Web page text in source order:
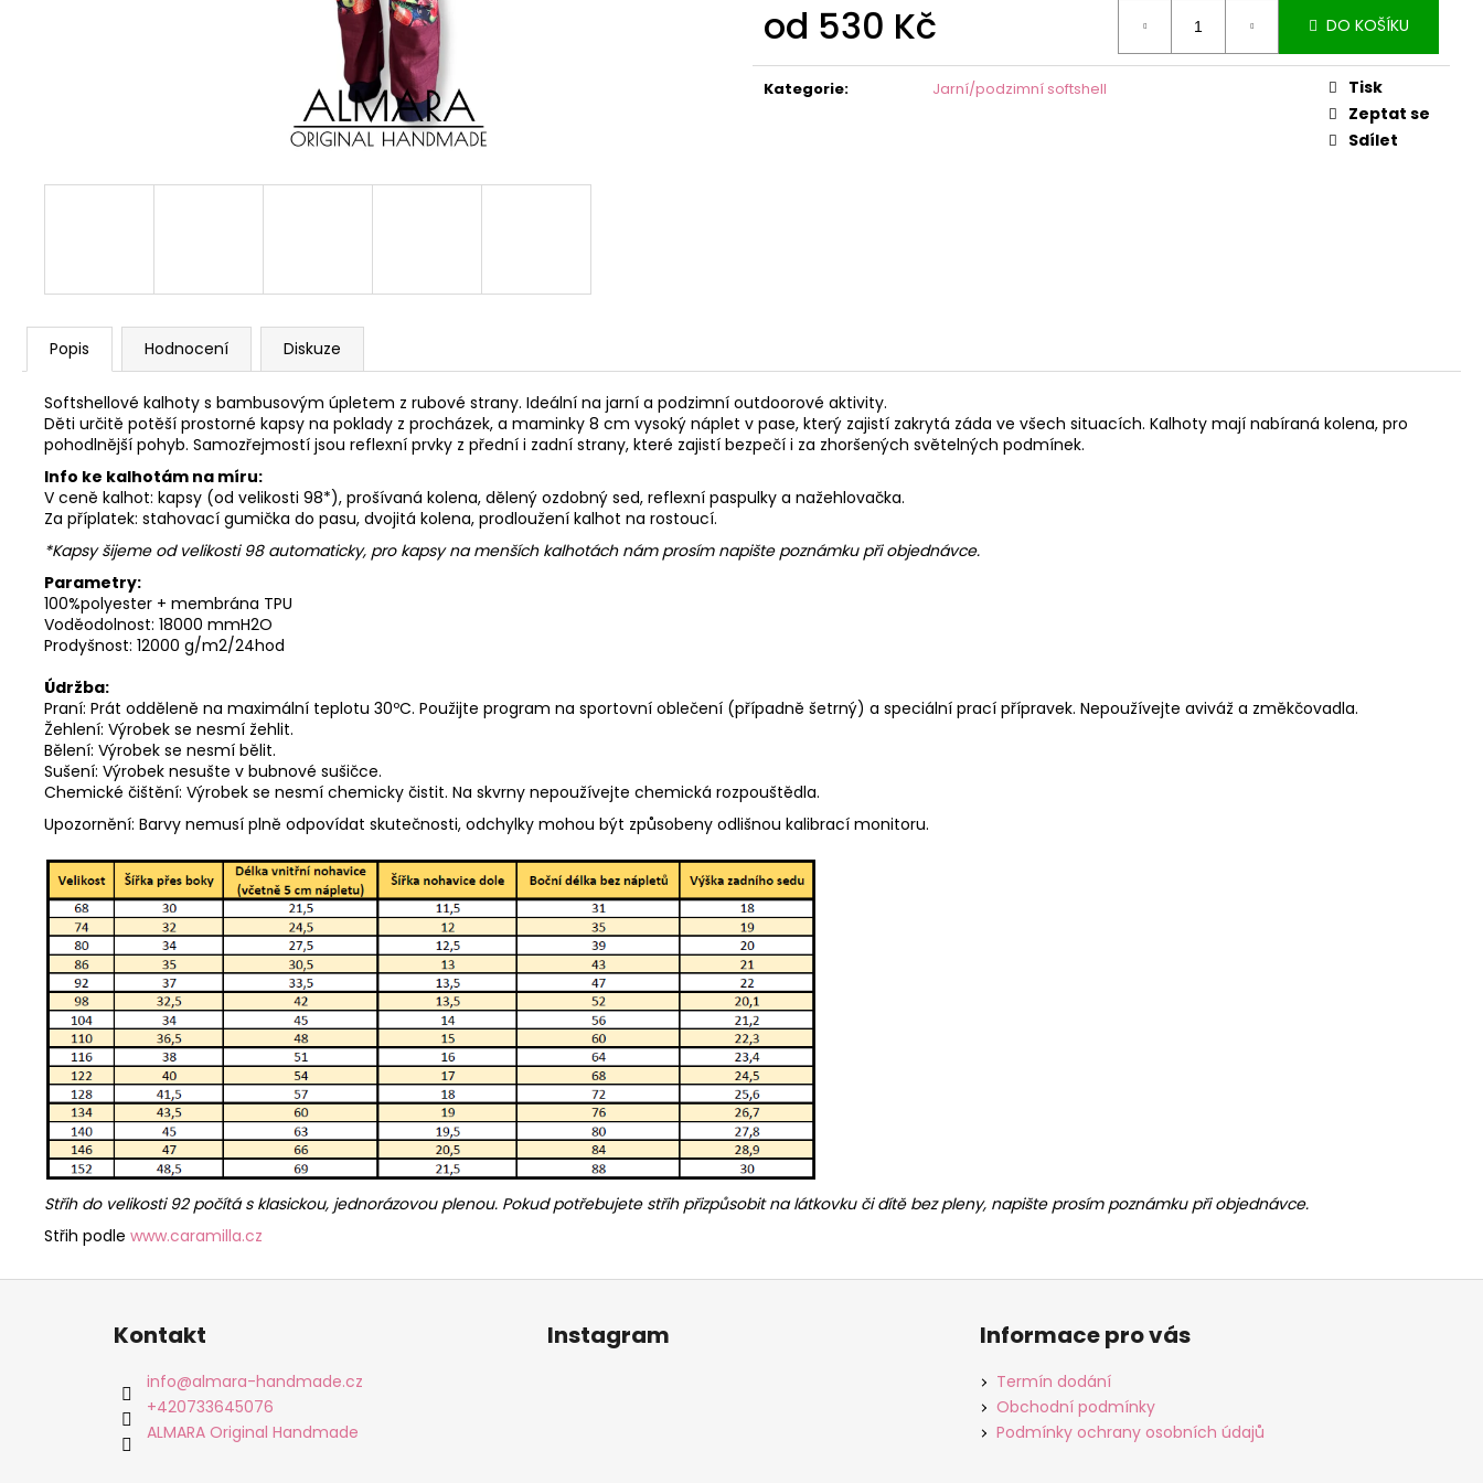
od 530 Kč
cena:
DO KOŠÍKU
Kategorie: Jarní/podzimní softshell
Tisk
Zeptat se
Sdílet
Popis Hodnocení Diskuze
Softshellové kalhoty s bambusovým úpletem z rubové strany. Ideální na jarní a podzimní outdoorové aktivity.
Děti určitě potěší prostorné kapsy na poklady z procházek, a maminky 8 cm vysoký náplet v pase, který zajistí zakrytá záda ve všech situacích. Kalhoty mají nabíraná kolena, pro
pohodlnější pohyb. Samozřejmostí jsou reflexní prvky z přední i zadní strany, které zajistí bezpečí i za zhoršených světelných podmínek.
Info ke kalhotám na míru:
V ceně kalhot: kapsy (od velikosti 98*), prošívaná kolena, dělený ozdobný sed, reflexní paspulky a nažehlovačka.
Za příplatek: stahovací gumička do pasu, dvojitá kolena, prodloužení kalhot na rostoucí.
*Kapsy šijeme od velikosti 98 automaticky, pro kapsy na menších kalhotách nám prosím napište poznámku při objednávce.
Parametry:
100%polyester + membrána TPU
Voděodolnost: 18000 mmH2O
Prodyšnost: 12000 g/m2/24hod
Údržba:
Praní: Prát odděleně na maximální teplotu 30ºC. Použijte program na sportovní oblečení (případně šetrný) a speciální prací přípravek. Nepoužívejte aviváž a změkčovadla.
Žehlení: Výrobek se nesmí žehlit.
Bělení: Výrobek se nesmí bělit.
Sušení: Výrobek nesušte v bubnové sušičce.
Chemické čištění: Výrobek se nesmí chemicky čistit. Na skvrny nepoužívejte chemická rozpouštědla.
Upozornění: Barvy nemusí plně odpovídat skutečnosti, odchylky mohou být způsobeny odlišnou kalibrací monitoru.
Střih do velikosti 92 počítá s klasickou, jednorázovou plenou. Pokud potřebujete střih přizpůsobit na látkovku či dítě bez pleny, napište prosím poznámku při objednávce.
Střih podle www.caramilla.cz
Kontakt
info@almara-handmade.cz
+420733645076
ALMARA Original Handmade
Instagram Informace pro vás
Termín dodání
Obchodní podmínky
Podmínky ochrany osobních údajů